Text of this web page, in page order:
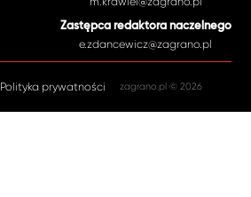
Zastępca redaktora naczelnego
e.zdancewicz@zagrano.pl
Polityka prywatności zagrano.pl © 2026